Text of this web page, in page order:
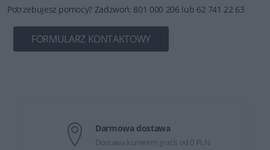
Potrzebujesz pomocy? Zadzwoń: 801 000 206 lub 62 741 22 63
FORMULARZ KONTAKTOWY
Darmowa dostawa
Dostawa kurierem gratis od 0 PLN